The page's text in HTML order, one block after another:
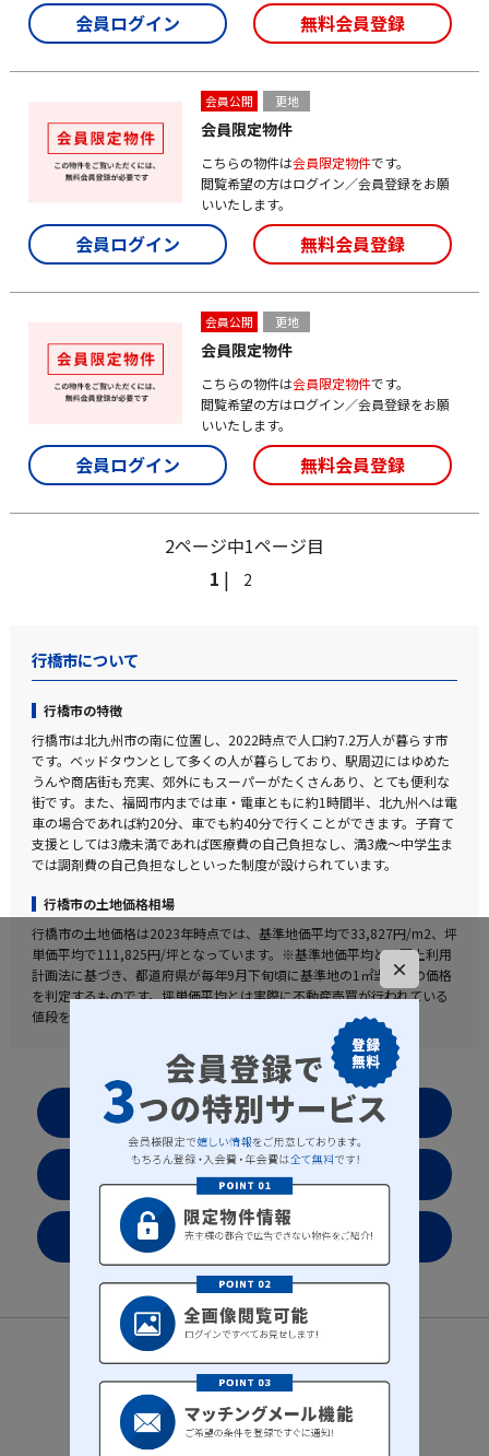
会員ログイン 無料会員登録
会員公開 更地
会員限定物件
こちらの物件は会員限定物件です。
閲覧希望の方はログイン／会員登録をお願
いいたします。
会員ログイン 無料会員登録
会員公開 更地
会員限定物件
こちらの物件は会員限定物件です。
閲覧希望の方はログイン／会員登録をお願
いいたします。
会員ログイン 無料会員登録
2ページ中1ページ目
1 | 2
行橋市について
行橋市の特徴
行橋市は北九州市の南に位置し、2022時点で人口約7.2万人が暮らす市
です。ベッドタウンとして多くの人が暮らしており、駅周辺にはゆめた
うんや商店街も充実、郊外にもスーパーがたくさんあり、とても便利な
街です。また、福岡市内までは車・電車ともに約1時間半、北九州へは電
車の場合であれば約20分、車でも約40分で行くことができます。子育て
支援としては3歳未満であれば医療費の自己負担なし、満3歳～中学生ま
では調剤費の自己負担なしといった制度が設けられています。
行橋市の土地価格相場
行橋市の土地価格は2023年時点では、基準地価平均で33,827円/m2、坪
単価平均で111,825円/坪となっています。※基準地価平均とは国土利用
計画法に基づき、都道府県が毎年9月下旬頃に基準地の1㎡当たりの価格
を判定するものです。坪単価平均とは実際に不動産売買が行われている
値段を表した実勢値となります。
お気に入りリストを見る
×
会社案内 プライバシーポリシー